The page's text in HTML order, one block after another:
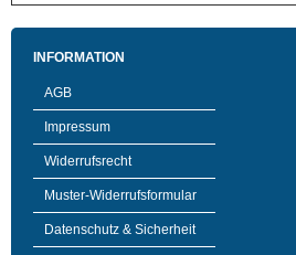
INFORMATION
AGB
Impressum
Widerrufsrecht
Muster-Widerrufsformular
Datenschutz & Sicherheit